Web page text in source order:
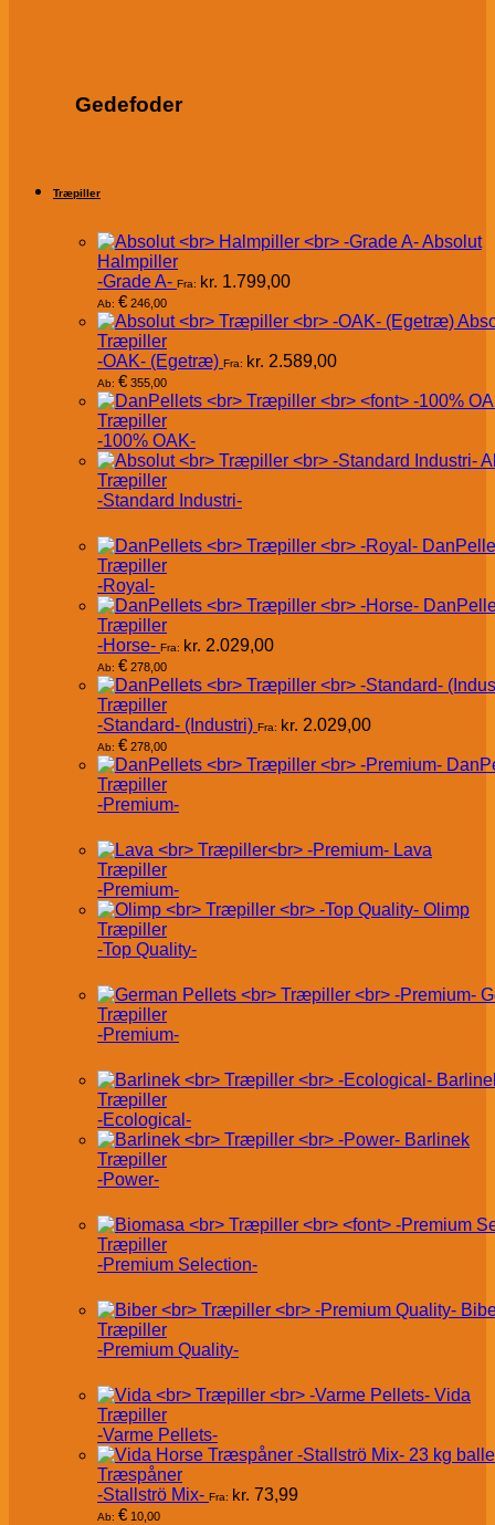
Gedefoder
Træpiller
Absolut
Halmpiller
-Grade A- Fra: kr. 1.799,00
Ab: € 246,00
Træpiller
-OAK- (Egetræ) Fra: kr. 2.589,00
Ab: € 355,00
Træpiller
-100% OAK-
Træpiller
-Standard Industri-
Træpiller
-Royal-
Træpiller
-Horse- Fra: kr. 2.029,00
Ab: € 278,00
Træpiller
-Standard- (Industri) Fra: kr. 2.029,00
Ab: € 278,00
Træpiller
-Premium-
Lava
Træpiller
-Premium-
Olimp
Træpiller
-Top Quality-
Træpiller
-Premium-
Træpiller
-Ecological-
Barlinek
Træpiller
-Power-
Træpiller
-Premium Selection-
Træpiller
-Premium Quality-
Vida
Træpiller
-Varme Pellets-
Træspåner
-Stallströ Mix- Fra: kr. 73,99
Ab: € 10,00